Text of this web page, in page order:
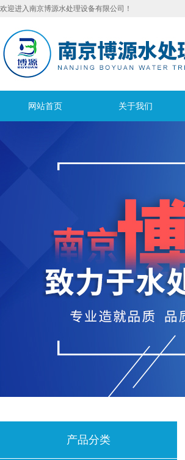
欢迎进入南京博源水处理设备有限公司！
网站首页 关于我们
产品分类